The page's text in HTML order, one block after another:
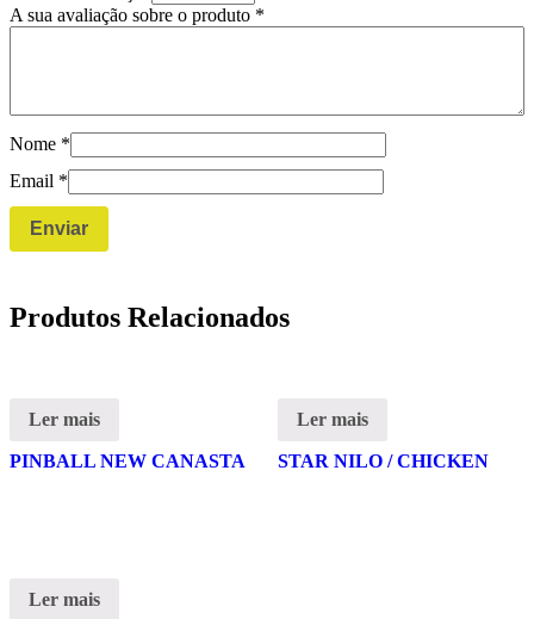
A sua avaliação sobre o produto *
Nome *
Email *
Produtos Relacionados
Ler mais
PINBALL NEW CANASTA
Ler mais
STAR NILO / CHICKEN
Ler mais